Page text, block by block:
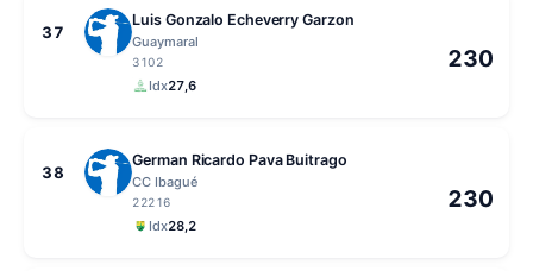
37
Luis Gonzalo Echeverry Garzon
Guaymaral
3102
Idx27,6
230
38
German Ricardo Pava Buitrago
CC Ibagué
22216
Idx28,2
230